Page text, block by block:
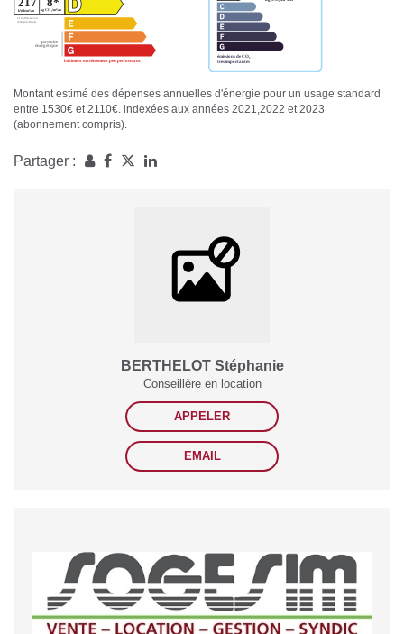
Montant estimé des dépenses annuelles d'énergie pour un usage standard
entre 1530€ et 2110€. indexées aux années 2021,2022 et 2023
(abonnement compris).
Partager :
BERTHELOT Stéphanie
Conseillère en location
APPELER
EMAIL